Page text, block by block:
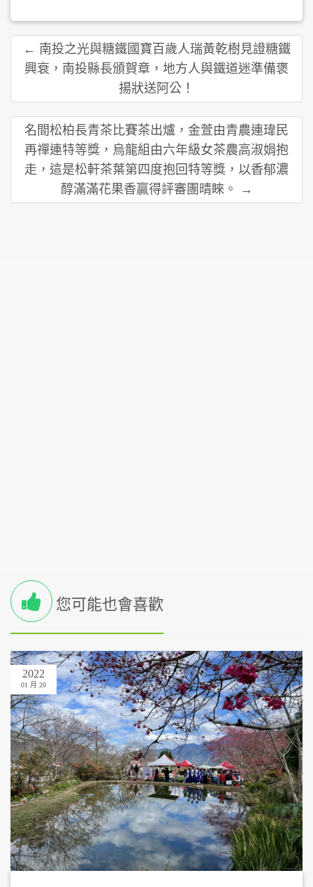
← 南投之光與糖鐵國寶百歲人瑞黃乾樹見證糖鐵
興衰，南投縣長頒賀章，地方人與鐵道迷準備褒
揚狀送阿公！
名間松柏長青茶比賽茶出爐，金萱由青農連瑋民
再禪連特等獎，烏龍組由六年級女茶農高淑娟抱
走，這是松軒茶葉第四度抱回特等獎，以香郁濃
醇滿滿花果香贏得評審團晴睞。 →
您可能也會喜歡
2022
01 月 20